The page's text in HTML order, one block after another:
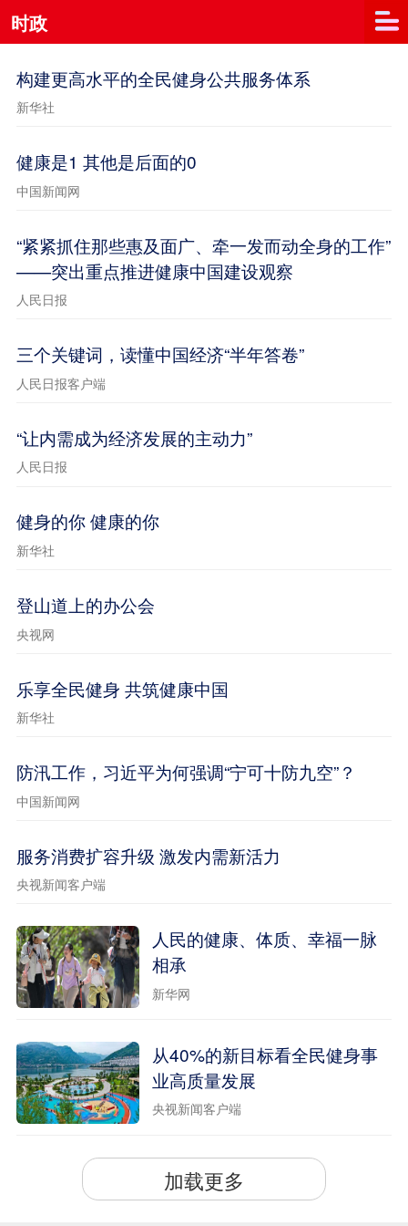
时政
构建更高水平的全民健身公共服务体系
新华社
健康是1 其他是后面的0
中国新闻网
“紧紧抓住那些惠及面广、牵一发而动全身的工作”
——突出重点推进健康中国建设观察
人民日报
三个关键词，读懂中国经济“半年答卷”
人民日报客户端
“让内需成为经济发展的主动力”
人民日报
健身的你 健康的你
新华社
登山道上的办公会
央视网
乐享全民健身 共筑健康中国
新华社
防汛工作，习近平为何强调“宁可十防九空”？
中国新闻网
服务消费扩容升级 激发内需新活力
央视新闻客户端
人民的健康、体质、幸福一脉
相承
新华网
从40%的新目标看全民健身事
业高质量发展
央视新闻客户端
加载更多